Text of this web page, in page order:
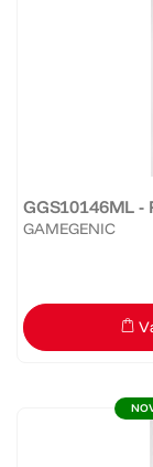
GGS10146ML -
GAMEGENIC